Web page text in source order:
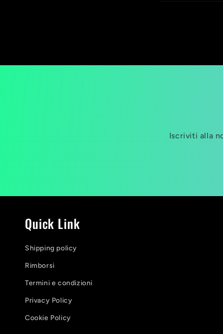
i
Iscriviti alla
Quick Link
Shipping policy
Rimborsi
Termini e condizioni
Privacy Policy
Cookie Policy